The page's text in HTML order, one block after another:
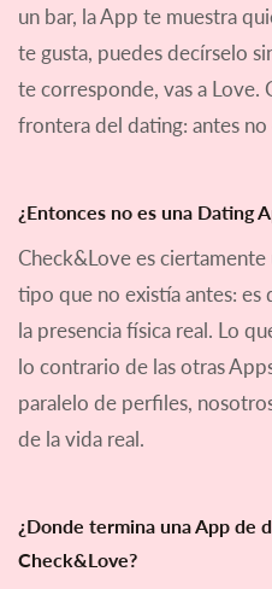
un bar, la App te muestra
te gusta, puedes decírselo
te corresponde, vas a Love.
frontera del dating: antes no
¿Entonces no es una Dating
Check&Love es
tipo que no existía antes: es
la presencia física real. Lo
lo contrario de las otras
paralelo de perfiles,
de la vida real.
¿Donde termina una App de
Check&Love?